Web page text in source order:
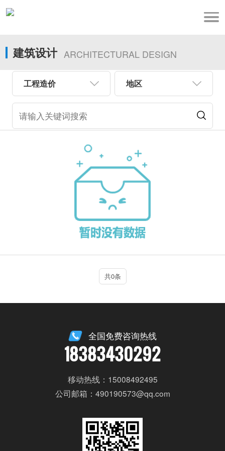
建筑设计 ARCHITECTURAL DESIGN
工程造价 地区
共0条
全国免费咨询热线
18383430292
移动热线：15008492495
公司邮箱：490190573@qq.com